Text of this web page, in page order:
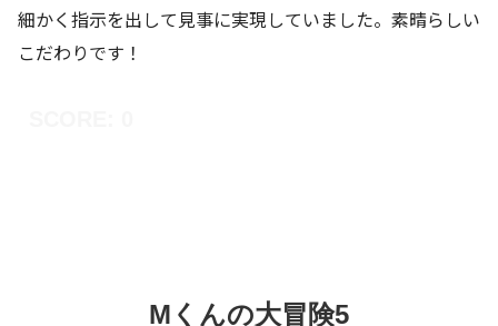
細かく指示を出して見事に実現していました。素晴らしい
こだわりです！